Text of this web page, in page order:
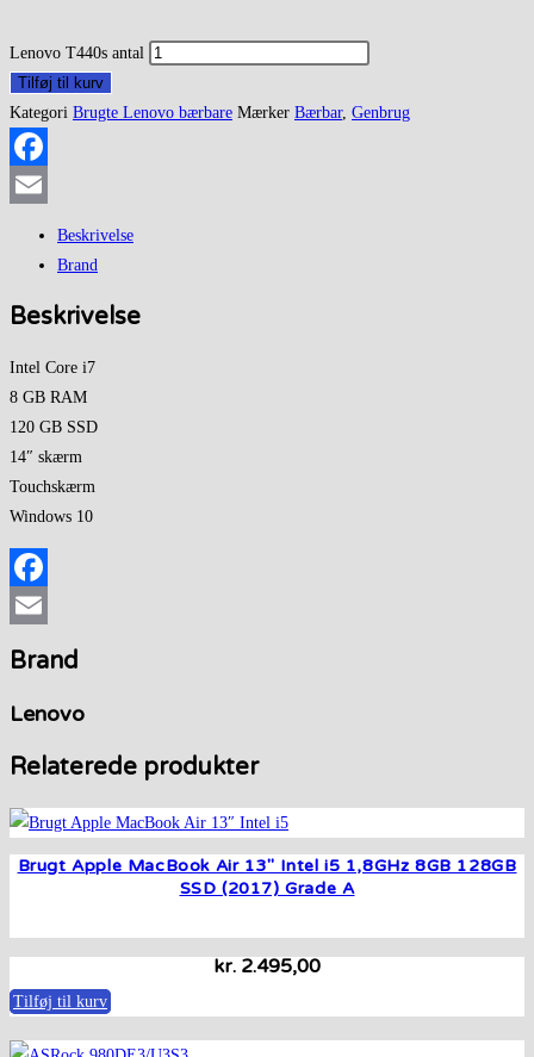
Lenovo T440s antal
Tilføj til kurv
Kategori Brugte Lenovo bærbare Mærker Bærbar, Genbrug
Facebook
Beskrivelse
Brand
Beskrivelse
Intel Core i7
8 GB RAM
120 GB SSD
14″ skærm
Touchskærm
Windows 10
Facebook
Brand
Lenovo
Relaterede produkter
Brugt Apple MacBook Air 13″ Intel i5 1,8GHz 8GB 128GB
SSD (2017) Grade A
kr. 2.495,00
Tilføj til kurv